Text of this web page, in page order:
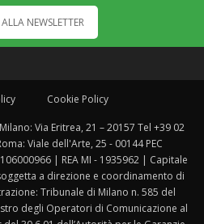
NEWSLETTER
Cookie Policy
Via Eritrea, 21 – 20157 Tel +39 02
Viale dell'Arte, 25 - 00144 PEC
| REA MI - 1935962 | Capitale
a direzione e coordinamento di
Tribunale di Milano n. 585 del
degli Operatori di Comunicazione al